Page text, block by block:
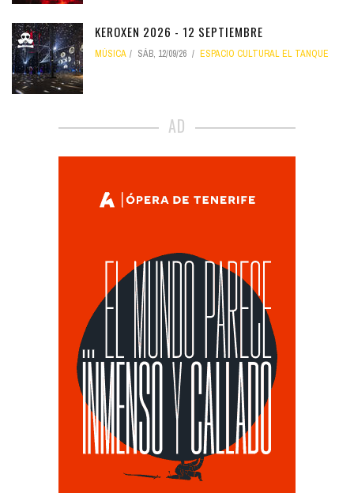
KEROXEN 2026 - 12 SEPTIEMBRE
MÚSICA SÁB, 12/09/26 ESPACIO CULTURAL EL TANQUE
AD